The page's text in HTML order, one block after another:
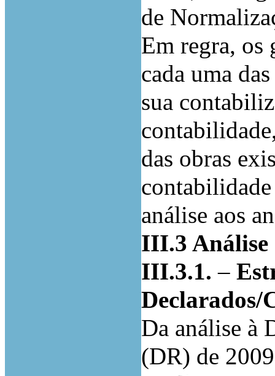
de
Em regra, os
cada uma
sua
das obras
análise aos
III.3
III.3.1.–
Declarados/
Da análise à
(DR) de